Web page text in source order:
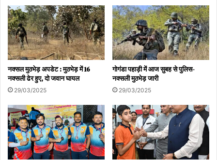
PCCF reviewed the works of the Forest
Department by conducting a surprise inspection
in the area
पीसीसीएफ ने क्षेत्र में आकस्मिक निरीक्षण कर वन विभाग के कार्यों
का लिया जायजा
नक्सल मुठभेड़ अपडेट : मुठभेड़ में 16
नक्सली ढेर हुए, दो जवान घायल
29/03/2025
गोगंडा पहाड़ी में आज सुबह से पुलिस-
नक्सली मुठभेड़ जारी
29/03/2025